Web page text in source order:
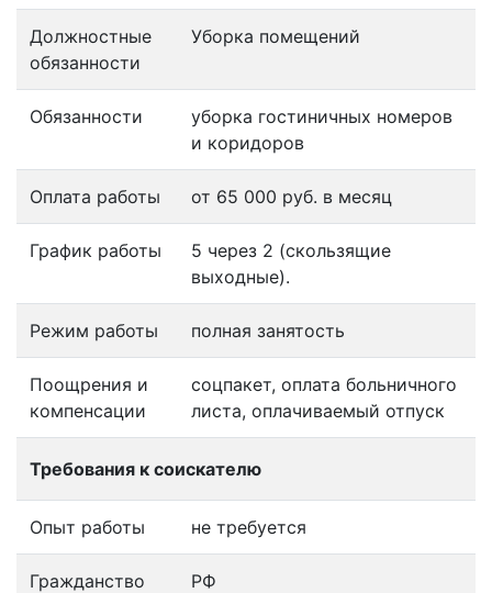
Должностные
обязанности
Уборка помещений
Обязанности
уборка гостиничных номеров
и коридоров
Оплата работы от 65 000 руб. в месяц
График работы
5 через 2 (скользящие
выходные).
Режим работы полная занятость
Поощрения и
компенсации
соцпакет, оплата больничного
листа, оплачиваемый отпуск
Требования к соискателю
Опыт работы не требуется
Гражданство РФ